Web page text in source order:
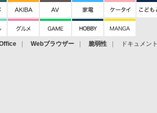
Webブラウザー 脆弱性 ドキュメント